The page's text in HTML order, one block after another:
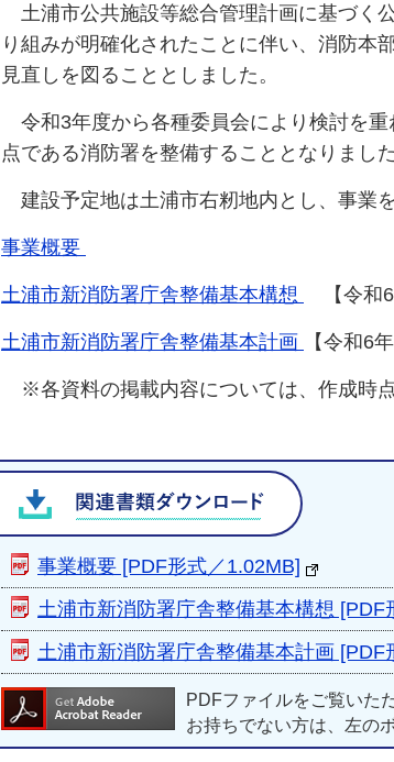
土浦市公共施設等総合管理計画に基づく
り組みが明確化されたことに伴い、消防本
見直しを図ることとしました。
令和3年度から各種委員会により検討を
点である消防署を整備することとなりました
建設予定地は土浦市右籾地内とし、事業
事業概要
土浦市新消防署庁舎整備基本構想 【令和6
土浦市新消防署庁舎整備基本計画 【令和6
※各資料の掲載内容については、作成時
関連ファ
事業概要 [PDF形式／1.02MB]
土浦市新消防署庁舎整備基本構想 [PDF
土浦市新消防署庁舎整備基本計画 [PDF
PDFファイルをご覧いた
お持ちでない方は、左の